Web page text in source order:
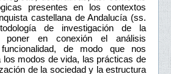
presentes en los contextos
castellana de Andalucía (ss.
de investigación de la
poner en conexión el análisis
de modo que nos
los modos de vida, las prácticas de
de la sociedad y la estructura